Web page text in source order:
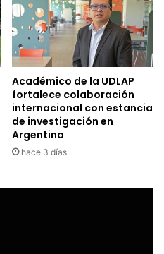
Académico de la UDLAP
fortalece colaboración
internacional con estancia
de investigación en
Argentina
hace 3 días